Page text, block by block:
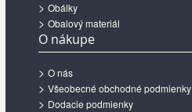
Obálky
Obalový materiál
O nákupe
O nás
Všeobecné obchodné podmienky
Dodacie podmienky